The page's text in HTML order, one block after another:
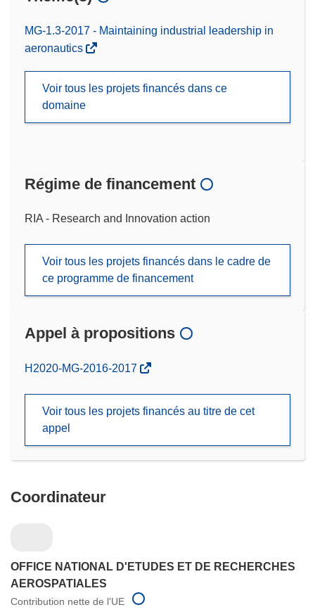
MG-1.3-2017 - Maintaining industrial leadership in
aeronautics
Voir tous les projets financés dans ce
domaine
Régime de financement
RIA - Research and Innovation action
Voir tous les projets financés dans le cadre de
ce programme de financement
Appel à propositions
(s’ouvre
nouvelle
fenêtre)
H2020-MG-2016-2017
Voir tous les projets financés au titre de cet
appel
Coordinateur
OFFICE NATIONAL D'ETUDES ET DE RECHERCHES
AEROSPATIALES
Contribution nette de l'UE